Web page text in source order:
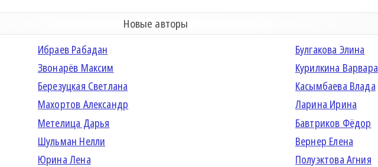
Новые авторы
Ибраев Рабадан
Булгакова Элина
Звонарёв Максим
Курилкина Варвара
Березуцкая Светлана
Касымбаева Влада
Махортов Александр
Ларина Ирина
Метелица Дарья
Бавтриков Фёдор
Шульман Нелли
Вернер Елена
Юрина Лена
Полуэктова Агния